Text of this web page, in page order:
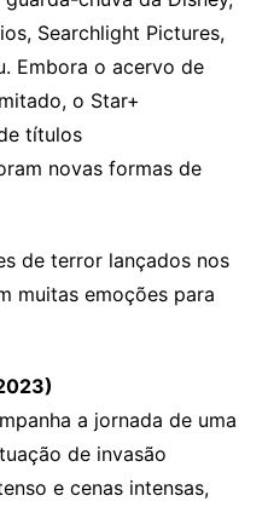
Searchlight Pictures,
Embora o acervo de
o Star+
títulos
novas formas de
de terror lançados nos
muitas emoções para
a jornada de uma
de invasão
e cenas intensas,